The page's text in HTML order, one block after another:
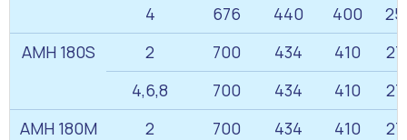
4
676 440 400
АМН 180S
2 700 434 410
4,6,8
700 434 410
АМН 180M
2 700 434 410